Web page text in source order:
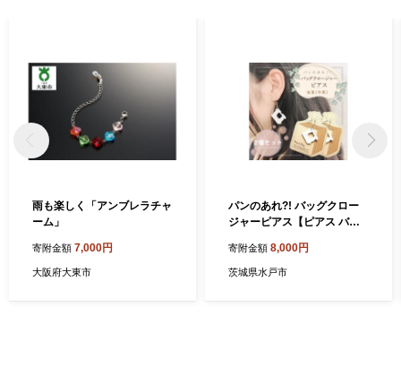
したら、ふるさと納税担当(furusato-sabae@soe.or.jp)までご連絡く
雨も楽しく「アンブレラチャ
ーム」
寄附金額 7,000円
大阪府大東市
パンのあれ?! バッグクロー
ジャーピアス【ピアス バッ
量限定 手作り 革製品 アクセ
サリー 水戸市 茨城県】（AF
寄附金額 8,000円
茨城県水戸市